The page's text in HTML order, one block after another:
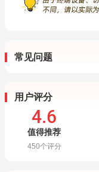
常见问题
用户评分
4.6
值得推荐
450个评分